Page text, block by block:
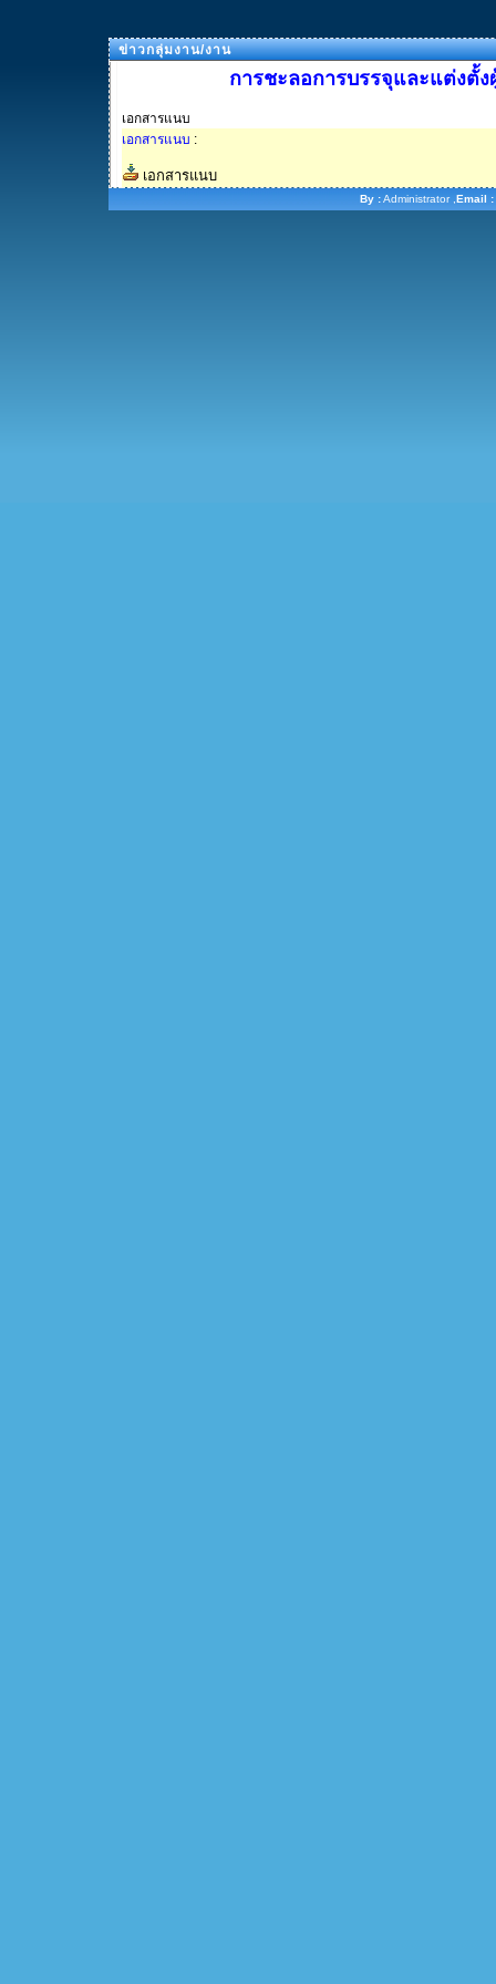
ข่าวกลุ่มงาน/งาน
การชะลอการบรรจุและแต่งตั้
เอกสารแนบ
เอกสารแนบ :
เอกสารแนบ
By :Administrator , Email :